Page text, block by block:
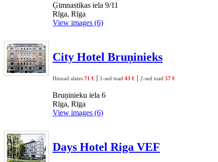
Ģimnastikas iela 9/11
Rīga, Rīga
View images (6)
City Hotel Bruņinieks
Hinnad alates 71 € | 1-sed toad 43 € | 2-sed toad 57 €
Bruņinieku iela 6
Rīga, Rīga
View images (6)
Days Hotel Riga VEF